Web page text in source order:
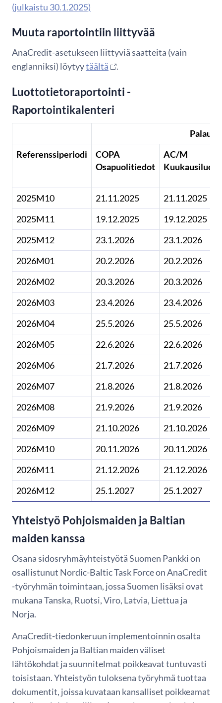
(julkaistu 30.1.2025)
Muuta raportointiin liittyvää
AnaCredit-asetukseen liittyviä saatteita (vain
englanniksi) löytyytäältä .
​Luottotietoraportointi -
Raportointikalenteri
Referenssiperiodi
COPA
Osapuolitiedot
AC/M
2025M10 21.11.2025
21.11.2025
2025M11
19.12.2025
19.12.2025
2025M12
23.1.2026
23.1.2026
2026M01
20.2.2026
20.2.2026
2026M02
20.3.2026
20.3.2026
2026M03
23.4.2026
23.4.2026
2026M04
25.5.2026
25.5.2026
2026M05
22.6.2026
22.6.2026
2026M06
21.7.2026
21.7.2026
2026M07
21.8.2026
21.8.2026
2026M08
21.9.2026
21.9.2026
2026M09
21.10.2026
21.10.2026
2026M10
20.11.2026
20.11.2026
2026M11
21.12.2026
21.12.2026
2026M12
25.1.2027 25.1.2027
Yhteistyö Pohjoismaiden ja Baltian
maiden kanssa
Osana sidosryhmäyhteistyötä Suomen Pankki on
osallistunut Nordic-Baltic Task Force on AnaCredit
-työryhmän toimintaan, jossa Suomen lisäksi ovat
mukana Tanska, Ruotsi, Viro, Latvia, Liettua ja
Norja.
AnaCredit-tiedonkeruun implementoinnin osalta
Pohjoismaiden ja Baltian maiden väliset
lähtökohdat ja suunnitelmat poikkeavat tuntuvasti
toisistaan. Yhteistyön tuloksena työryhmä tuottaa
dokumentit, joissa kuvataan kansalliset poikkeamat